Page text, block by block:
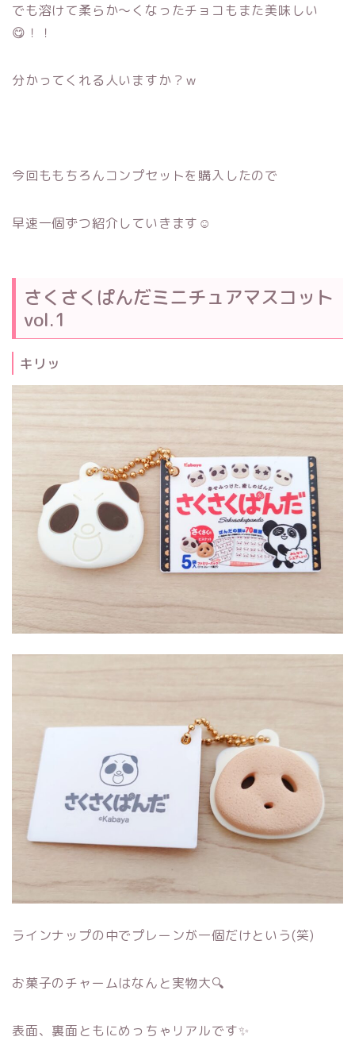
でも溶けて柔らか～くなったチョコもまた美味しい
😋！！
分かってくれる人いますか？ｗ
今回ももちろんコンプセットを購入したので
早速一個ずつ紹介していきます☺
さくさくぱんだミニチュアマスコット
vol.1
キリッ
ラインナップの中でプレーンが一個だけという(笑)
お菓子のチャームはなんと実物大🔍
表面、裏面ともにめっちゃリアルです✨